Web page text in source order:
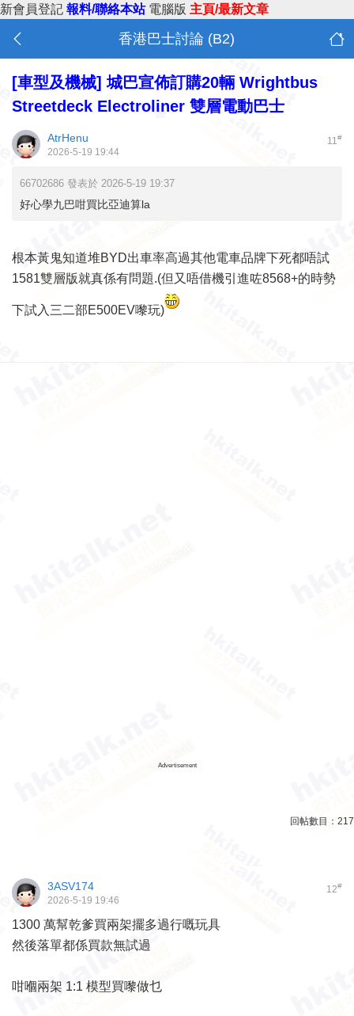
新會員登記 報料/聯絡本站 電腦版 主頁/最新文章
香港巴士討論 (B2)
[車型及機械] 城巴宣佈訂購20輛 Wrightbus
Streetdeck Electroliner 雙層電動巴士
11#
AtrHenu
2026-5-19 19:44
66702686 發表於 2026-5-19 19:37
好心學九巴咁買比亞迪算la
根本黃鬼知道堆BYD出車率高過其他電車品牌下死都唔試
1581雙層版就真係有問題.(但又唔借機引進咗8568+的時勢
下試入三二部E500EV嚟玩)
Advertisement
回帖數目： 217
12#
3ASV174
2026-5-19 19:46
1300 萬幫乾爹買兩架擺多過行嘅玩具
然後落單都係買款無試過
咁嗰兩架 1:1 模型買嚟做乜